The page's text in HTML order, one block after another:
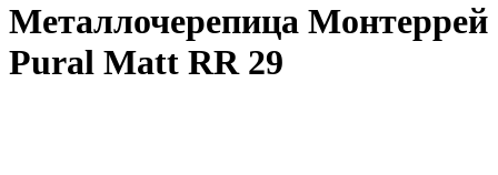
Металлочерепица Монтеррей
Pural Matt RR 29